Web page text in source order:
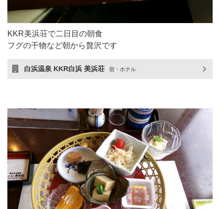
KKR美浜荘で二日目の朝食
フグの干物など朝から贅沢です
白浜温泉 KKR白浜 美浜荘 宿・ホテル